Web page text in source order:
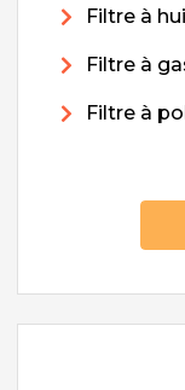
Filtre à
Filtre à
Filtre à